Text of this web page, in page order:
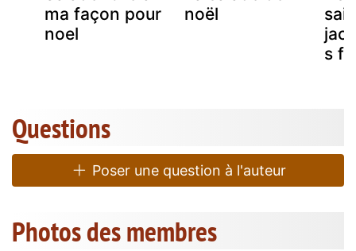
ma façon pour
noel
noël
s
Questions
Poser une question à l'auteur
Photos des membres